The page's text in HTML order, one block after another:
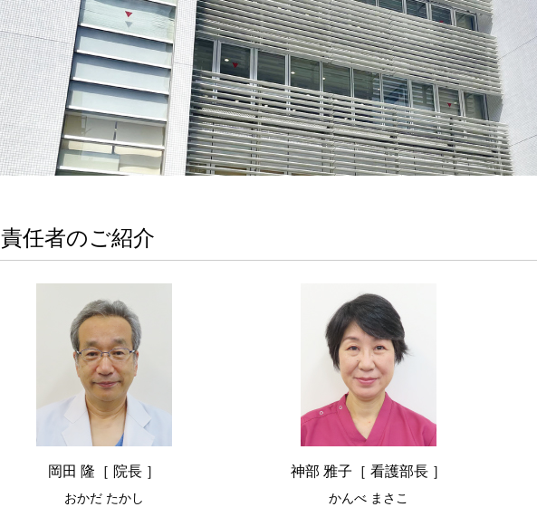
責任者のご紹介
岡田 隆［ 院長 ］
おかだ たかし
神部 雅子［ 看護部長 ］
かんべ まさこ